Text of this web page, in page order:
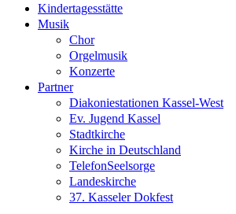
Kindertagesstätte
Musik
Chor
Orgelmusik
Konzerte
Partner
Diakoniestationen Kassel-West
Ev. Jugend Kassel
Stadtkirche
Kirche in Deutschland
TelefonSeelsorge
Landeskirche
37. Kasseler Dokfest